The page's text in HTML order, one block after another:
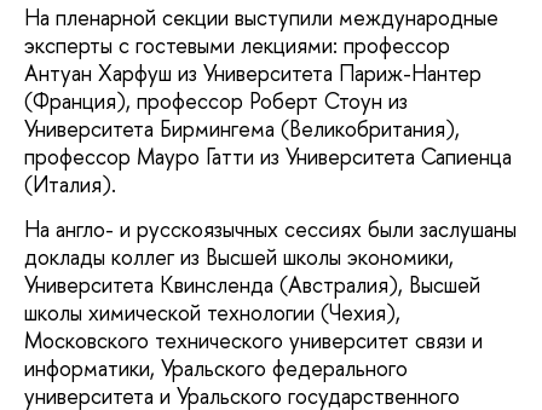
На пленарной секции выступили международные
эксперты с гостевыми лекциями: профессор
Антуан Харфуш из Университета Париж-Нантер
(Франция), профессор Роберт Стоун из
Университета Бирмингема (Великобритания),
профессор Мауро Гатти из Университета Сапиенца
(Италия).
На англо- и русскоязычных сессиях были заслушаны
доклады коллег из Высшей школы экономики,
Университета Квинсленда (Австралия), Высшей
школы химической технологии (Чехия),
Московского технического университет связи и
информатики, Уральского федерального
университета и Уральского государственного